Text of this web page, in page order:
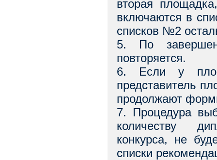
вторая
включаются в
списков №2
5. По
повторяется.
6. Если у
представитель
продолжают
7. Процедура
количеству
конкурса, не
списки